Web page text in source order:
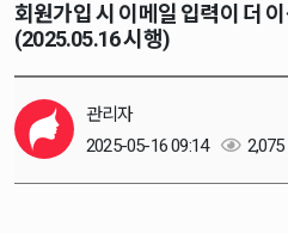
회원가입 시 이메일 입력이 더
(2025.05.16 시행)
관리자
2025-05-16 09:14
2,075